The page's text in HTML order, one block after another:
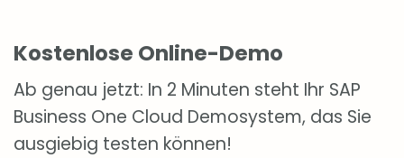
Kostenlose Online-Demo
Ab genau jetzt: In 2 Minuten steht Ihr SAP
Business One Cloud Demosystem, das Sie
ausgiebig testen können!